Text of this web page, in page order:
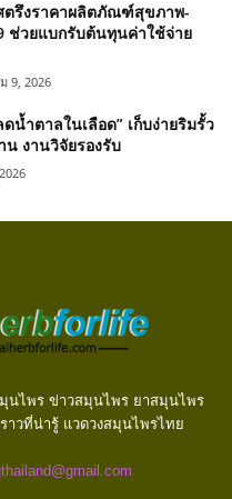
ตรึงราคาผลิตภัณฑ์สุขภาพ-
ช่วยแบกรับต้นทุนค่าใช้จ่าย
9, 2026
น้ำตาลในเลือด” เก็บง่ายริมรั้ว
น งานวิจัยรองรับ
นไพร ข่าวสมุนไพร ยาสมุนไพร
าวที่น่ารู้ แวดวงสมุนไพรไทย